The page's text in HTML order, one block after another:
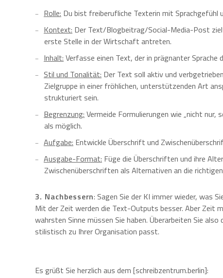
Rolle: Du bist freiberufliche Texterin mit Sprachgefühl
Kontext: Der Text/Blogbeitrag/Social-Media-Post
erste Stelle in der Wirtschaft antreten.
Inhalt: Verfasse einen Text, der in prägnanter
Stil und Tonalität: Der Text soll aktiv und
Zielgruppe in einer fröhlichen, unterstützenden Art
strukturiert sein.
Begrenzung: Vermeide Formulierungen wie „nicht nur,
als möglich.
Aufgabe: Entwickle Überschrift und
Ausgabe-Format: Füge die Überschriften und ihre
Zwischenüberschriften als Alternativen an die
3. Nachbessern: Sagen Sie der KI immer wieder, was
Mit der Zeit werden die Text-Outputs besser. Aber Zeit
wahrsten Sinne müssen Sie haben. Überarbeiten Sie
stilistisch zu Ihrer Organisation passt.
Es grüßt Sie herzlich aus dem [schreibzentrum.berlin]: